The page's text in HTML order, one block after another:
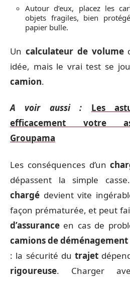
Autour d’eux, placez les
objets fragiles, bien
papier bulle.
Un calculateur de volume
idée, mais le vrai test se
camion.
A voir aussi :
Les
efficacement votre
Groupama
Les conséquences d’un
dépassent la simple
chargé devient vite
façon prématurée, et peut
d’assurance en cas de
camions de déménagement
: la sécurité dutrajet
rigoureuse. Charger